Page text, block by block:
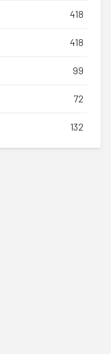
418
418
99
72
132